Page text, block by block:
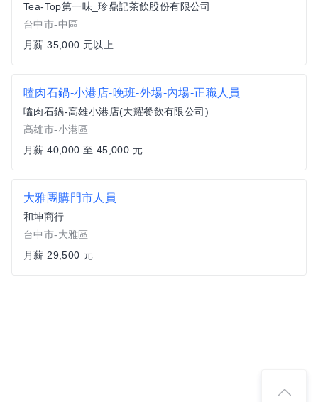
Tea-Top第一味_珍鼎記茶飲股份有限公司
台中市-中區
月薪 35,000 元以上
嗑肉石鍋-小港店-晚班-外場-內場-正職人員
嗑肉石鍋-高雄小港店(大耀餐飲有限公司)
高雄市-小港區
月薪 40,000 至 45,000 元
大雅團購門市人員
和坤商行
台中市-大雅區
月薪 29,500 元